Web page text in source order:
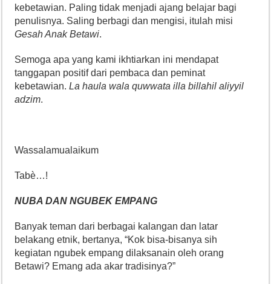
kebetawian. Paling tidak menjadi ajang belajar bagi
penulisnya. Saling berbagi dan mengisi, itulah misi
Gesah Anak Betawi.
Semoga apa yang kami ikhtiarkan ini mendapat
tanggapan positif dari pembaca dan peminat
kebetawian.La haula wala quwwata illa billahil aliyyil
adzim.
Wassalamualaikum
Tabè…!
NUBA DAN NGUBEK EMPANG
Banyak teman dari berbagai kalangan dan latar
belakang etnik, bertanya, “Kok bisa-bisanya sih
kegiatan ngubek empang dilaksanain oleh orang
Betawi? Emang ada akar tradisinya?”